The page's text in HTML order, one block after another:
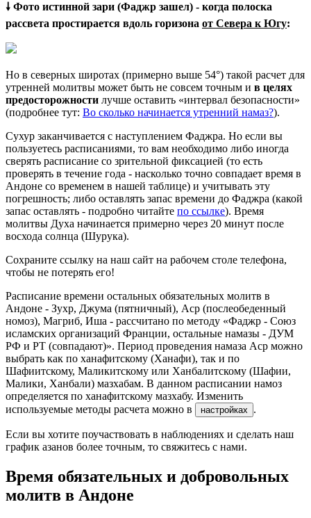
🠗 Фото истинной зари (Фаджр зашел) - когда полоска
рассвета простирается вдоль горизона от Севера к Югу:
Но в северных широтах (примерно выше 54°) такой расчет для
утренней молитвы может быть не совсем точным и в целях
предосторожности лучше оставить «интервал безопасности»
(подробнее тут: Во сколько начинается утренний намаз?).
Сухур заканчивается с наступлением Фаджра. Но если вы
пользуетесь расписаниями, то вам необходимо либо иногда
сверять расписание со зрительной фиксацией (то есть
проверять в течение года - насколько точно совпадает время в
Андоне со временем в нашей таблице) и учитывать эту
погрешность; либо оставлять запас времени до Фаджра (какой
запас оставлять - подробно читайте по ссылке). Время
молитвы Духа начинается примерно через 20 минут после
восхода солнца (Шурука).
Сохраните ссылку на наш сайт на рабочем столе телефона,
чтобы не потерять его!
Расписание времени остальных обязательных молитв в
Андоне - Зухр, Джума (пятничный), Аср (послеобеденный
номоз), Магриб, Иша - рассчитано по методу «Фаджр - Союз
исламских организаций Франции, остальные намазы - ДУМ
РФ и РТ (совпадают)». Период проведения намаза Аср можно
выбрать как по ханафитскому (Ханафи), так и по
Шафиитскому, Маликитскому или Ханбалитскому (Шафии,
Малики, Ханбали) мазхабам. В данном расписании намоз
определяется по ханафитскому мазхабу. Изменить
используемые методы расчета можно в
настройках .
Если вы хотите поучаствовать в наблюдениях и сделать наш
график азанов более точным, то свяжитесь с нами.
Время обязательных и добровольных
молитв в Андоне